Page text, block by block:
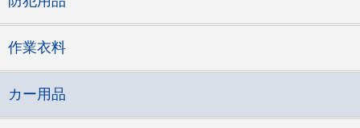
作業衣料
カー用品